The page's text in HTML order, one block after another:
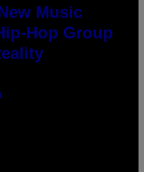
Music
Hop Group